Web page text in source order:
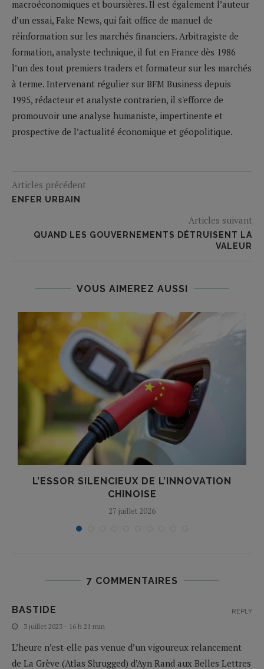
macroéconomiques et boursières. Il est également l’auteur
d’un essai, Fake News, qui fait office de manuel de
réinformation sur les marchés financiers. Arbitragiste de
formation, analyste technique, il fut en France dès 1986
l’un des tout premiers traders et formateur sur les marchés
à terme. Intervenant régulier sur BFM Business depuis
1995, rédacteur et analyste contrarien, il s'efforce de
promouvoir une analyse humaniste, impertinente et
prospective de l’actualité économique et géopolitique.
Articles précédent
ENFER URBAIN
Articles suivant
QUAND LES GOUVERNEMENTS DÉTRUISENT LA
VALEUR
VOUS AIMEREZ AUSSI
L’ESSOR SILENCIEUX DE L’INNOVATION
CHINOISE
27 juillet 2026
7 COMMENTAIRES
BASTIDE
3 juillet 2023 - 16 h 21 min
L’heure n’est-elle pas venue d’un vigoureux relancement
de La Grève (Atlas Shrugged) d’Ayn Rand aux Belles Lettres
REPLY